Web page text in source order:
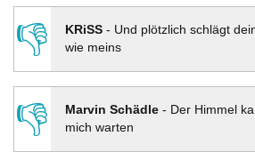
👎
KRiSS- Und plötzlich schlägt
wie meins
👎 Marvin Schädle- Der Himmel
mich warten